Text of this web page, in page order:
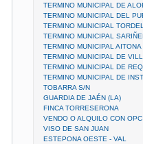
TERMINO MUNICIPAL DE
TERMINO MUNICIPAL DEL
TERMINO MUNICIPAL
TERMINO MUNICIPAL
TERMINO MUNICIPAL AITONA
TERMINO MUNICIPAL DE
TERMINO MUNICIPAL DE
TERMINO MUNICIPAL DE
TOBARRA S/N
GUARDIA DE JAÉN (LA)
FINCA TORRESERONA
VENDO O ALQUILO CON
VISO DE SAN JUAN
ESTEPONA OESTE - VAL